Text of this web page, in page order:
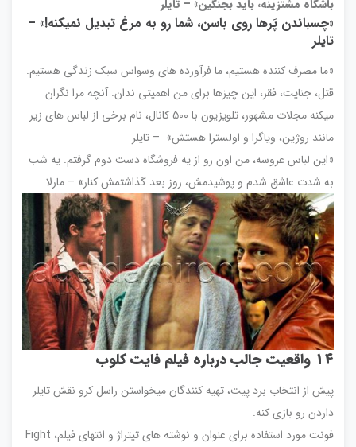
باشگاه مشتزینه، باید بجنگین» – تایلر
«چسباندن پَرها روی باسن، شما رو به مرغ تبدیل نمیکنه!» –
تایلر
«ما مصرف کننده هستیم، ما فرآورده های وسواس سبک زندگی هستیم.
قتل، جنایت، فقر، این چیزها برای من اهمیتی ندان. آنچه مرا نگران
میکنه مجلات مشهور، تلویزیون با 500 کانال، نام برخی از لباس های زیر
مانند روژین، ویاگرا و اولسترا هستش» – تایلر
«این لباس عروسه، من اون رو از یه فروشگاه دست دوم گرفتم. یه شب
به شدت عاشق شدم و پوشیدمش، روز بعد گذاشتمش کنار» – مارلا
14 واقعیت جالب درباره فیلم فایت کلوب
پیش از انتخاب برد پیت، تهیه کنندگان میخواستن راسل كرو نقش تایلر
داردن رو بازی کنه.
فونت مورد استفاده برای عنوان و نوشته های تیتراژ و انتهای فیلم، Fight